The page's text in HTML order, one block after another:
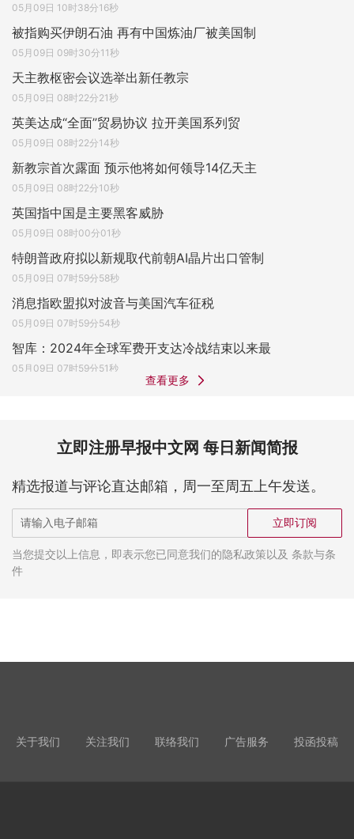
05月09日 10时38分16秒
被指购买伊朗石油 再有中国炼油厂被美国制
05月09日 09时30分11秒
天主教枢密会议选举出新任教宗
05月09日 08时22分21秒
英美达成“全面”贸易协议 拉开美国系列贸
05月09日 08时22分14秒
新教宗首次露面 预示他将如何领导14亿天主
05月09日 08时22分10秒
英国指中国是主要黑客威胁
05月09日 08时00分01秒
特朗普政府拟以新规取代前朝AI晶片出口管制
05月09日 07时59分58秒
消息指欧盟拟对波音与美国汽车征税
05月09日 07时59分54秒
智库：2024年全球军费开支达冷战结束以来最
05月09日 07时59分51秒
查看更多
立即注册早报中文网 每日新闻简报
精选报道与评论直达邮箱，周一至周五上午发送。
立即订阅
当您提交以上信息，即表示您已同意我们的隐私政策以及 条款与条
件
关于我们 关注我们 联络我们 广告服务 投函投稿